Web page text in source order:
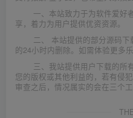
一、本站致力于为软件爱好
享，着力为用户提供优资资源。
二、 本站提供的部分源码
的24小时内删除。如需体验更多
三、我站提供用户下载的所
您的版权或其他利益的，若有侵
审查之后，情况属实的会在三个工